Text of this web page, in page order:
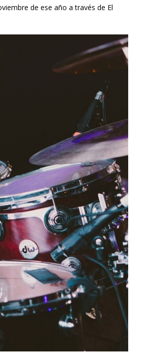
de ese año a través de El